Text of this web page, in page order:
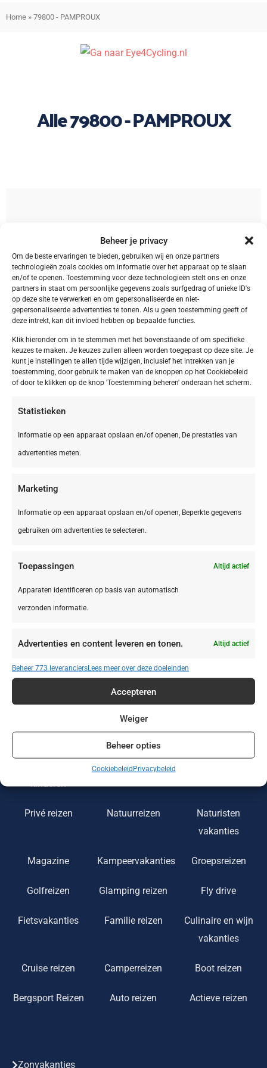
Beheer je privacy
Om de beste ervaringen te bieden, gebruiken wij en onze partners
technologieën zoals cookies om informatie over het apparaat op te slaan
en/of te openen. Toestemming voor deze technologieën stelt ons en onze
partners in staat om persoonlijke gegevens zoals surfgedrag of unieke ID's
op deze site te verwerken en om gepersonaliseerde en niet-
gepersonaliseerde advertenties te tonen. Als u geen toestemming geeft of
deze intrekt, kan dit invloed hebben op bepaalde functies.
Klik hieronder om in te stemmen met het bovenstaande of om specifieke
keuzes te maken. Je keuzes zullen alleen worden toegepast op deze site. Je
kunt je instellingen te allen tijde wijzigen, inclusief het intrekken van je
toestemming, door gebruik te maken van de knoppen op het Cookiebeleid
of door te klikken op de knop 'Toestemming beheren' onderaan het scherm.
Statistieken
Informatie op een apparaat opslaan en/of openen, De prestaties van
advertenties meten.
Marketing
Informatie op een apparaat opslaan en/of openen, Beperkte gegevens
gebruiken om advertenties te selecteren.
Toepassingen Altijd actief
Apparaten identificeren op basis van automatisch
verzonden informatie.
Advertenties en content leveren en tonen. Altijd actief
Beheer 773 leveranciersLees meer over deze doeleinden
Accepteren
Weiger
Beheer opties
CookiebeleidPrivacybeleid
Home » 79800 - PAMPROUX
Alle 79800 - PAMPROUX
Zonvakanties
Vakantiehuizen
Stedentrips
kinderen
Safari
Privé reizen Natuurreizen
Naturisten
vakanties
Magazine Kampeervakanties Groepsreizen
Golfreizen Glamping reizen Fly drive
Fietsvakanties Familie reizen
Culinaire en wijn
vakanties
Cruise reizen Camperreizen Boot reizen
Bergsport Reizen Auto reizen Actieve reizen
Zonvakanties